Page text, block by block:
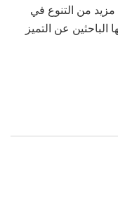
من التنوع في
الباحثين عن التميز